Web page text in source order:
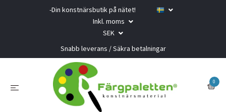
-Din konstnärsbutik på nätet!
Inkl. moms
SEK
Snabb leverans / Säkra betalningar
0